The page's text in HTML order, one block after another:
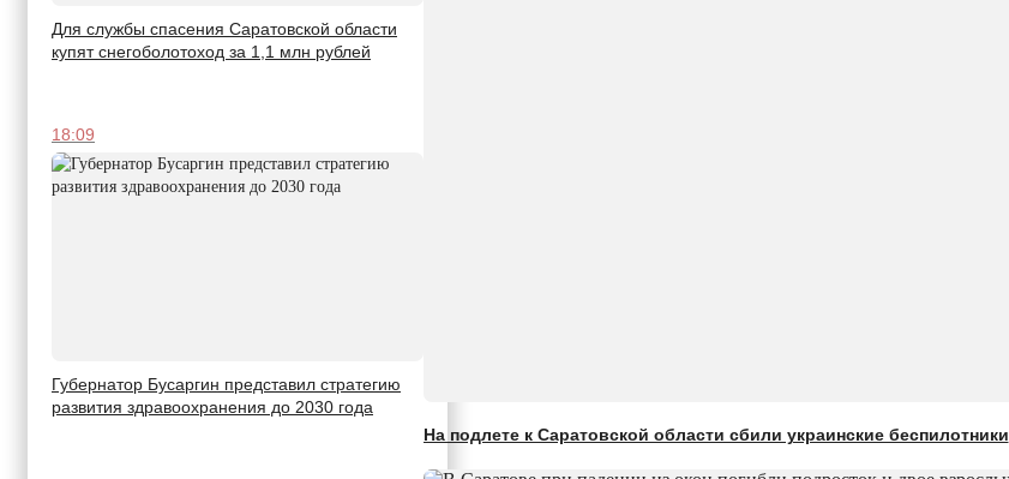
Для службы спасения Саратовской области
купят снегоболотоход за 1,1 млн рублей
18:09
Губернатор Бусаргин представил стратегию
развития здравоохранения до 2030 года
На подлете к Саратовской области сбили украинские беспилотники